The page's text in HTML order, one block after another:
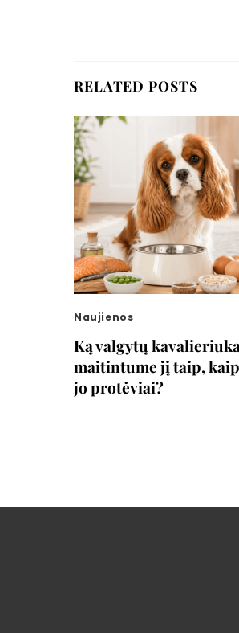
RELATED POSTS
Naujienos
Ką valgytų
maitintume jį taip,
jo protėviai?